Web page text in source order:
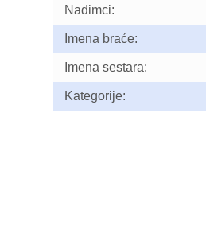
Nadimci:
Imena braće:
Imena sestara:
Kategorije: